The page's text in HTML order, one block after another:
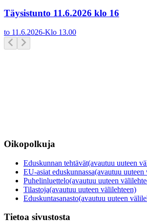
Täysistunto 11.6.2026 klo 16
to 11.6.2026-Klo 13.00
Oikopolkuja
Eduskunnan tehtävät(avautuu uuteen
EU-asiat eduskunnassa(avautuu uuteen
Puhelinluettelo(avautuu uuteen
Tilastoja(avautuu uuteen välilehteen)
Eduskuntasanasto(avautuu uuteen
Tietoa sivustosta